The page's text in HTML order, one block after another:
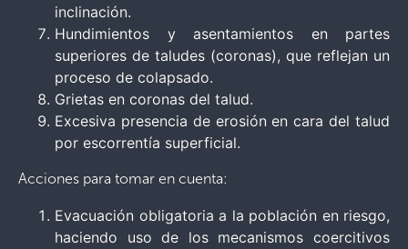
inclinación.
Hundimientos y asentamientos en partes
superiores de taludes (coronas), que reflejan un
proceso de colapsado.
Grietas en coronas del talud.
Excesiva presencia de erosión en cara del talud
por escorrentía superficial.
Acciones para tomar en cuenta:
Evacuación obligatoria a la población en riesgo,
haciendo uso de los mecanismos coercitivos